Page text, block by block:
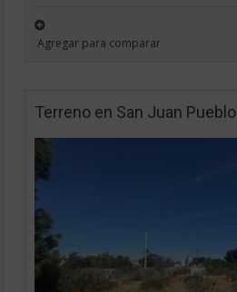
Agregar para comparar
Terreno en San Juan Pueblo